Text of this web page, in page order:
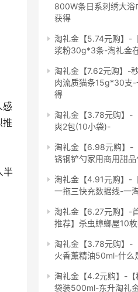
感
推
半
800W条日系刺绣大浴
获得
淘礼金【5.74元购】-
浆粉30g*3条-淘礼金
淘礼金【7.62元购】-
肉流质猫条15g*30支-
得
淘礼金【3.78元购】-
爽2包(10小袋)-
淘礼金【6.98元购】-
锈钢铲勺家用商用甜
淘礼金【4.91元购】-
一拖三快充数据线-一
淘礼金【6.27元购】-
推荐】杀虫蟑螂屋10
淘礼金【3.78元购】-
火香薰精油50ml-什么
淘礼金【4.2元购】-【
袋装500ml-东升淘礼